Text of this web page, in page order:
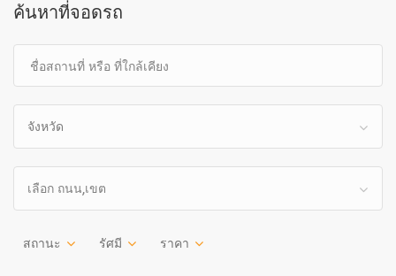
ค้นหาที่จอดรถ
จังหวัด
เลือก ถนน,เขต
สถานะ รัศมี ราคา